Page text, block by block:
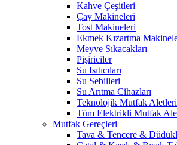
Kahve Çeşitleri
Çay Makineleri
Tost Makineleri
Ekmek Kızartma
Meyve Sıkacakları
Pişiriciler
Su Isıtıcıları
Su Sebilleri
Su Arıtma Cihazları
Teknolojik Mutfak Aletleri
Tüm Elektrikli Mutfak
Mutfak Gereçleri
Tava & Tencere &